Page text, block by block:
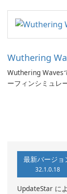
Wuthering
Wuthering Waves
ーフィンシミュレ
最新バージョ
32.1.0.18
UpdateStar に